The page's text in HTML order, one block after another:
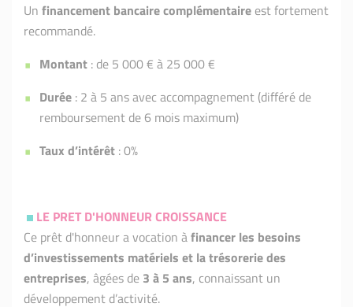
Un financement bancaire complémentaire est fortement
recommandé.
Montant : de 5 000 € à 25 000 €
Durée : 2 à 5 ans avec accompagnement (différé de
remboursement de 6 mois maximum)
Taux d’intérêt : 0%
LE PRET D'HONNEUR CROISSANCE
Ce prêt d'honneur a vocation àfinancer les besoins
d’investissements matériels et la trésorerie des
entreprises, âgées de 3 à 5 ans, connaissant un
développement d’activité.